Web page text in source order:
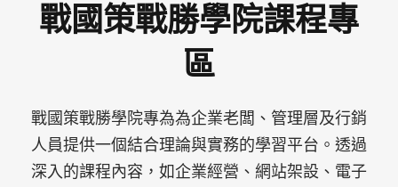
戰國策戰勝學院課程專
區
戰國策戰勝學院專為為企業老闆、管理層及行銷
人員提供一個結合理論與實務的學習平台。透過
深入的課程內容，如企業經營、網站架設、電子